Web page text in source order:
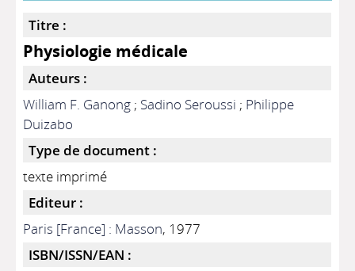
Titre :
Physiologie médicale
Auteurs :
William F. Ganong ; Sadino Seroussi ; Philippe
Duizabo
Type de document :
texte imprimé
Editeur :
Paris [France] : Masson, 1977
ISBN/ISSN/EAN :